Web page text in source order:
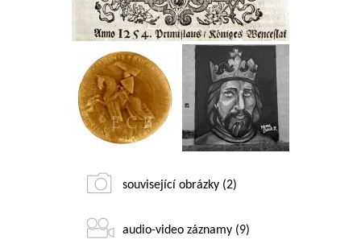
související obrázky (2)
audio-video záznamy (9)